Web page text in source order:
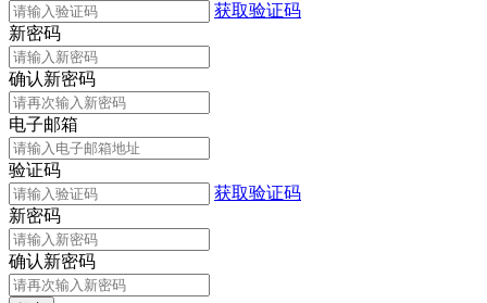
获取验证码
新密码
确认新密码
电子邮箱
验证码
获取验证码
新密码
确认新密码